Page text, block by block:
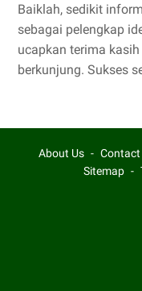
Baiklah, sedikit
sebagai pelengkap
ucapkan terima
berkunjung. Sukses
About Us Contact
Sitemap